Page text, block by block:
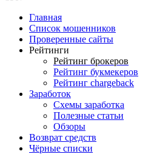
Главная
Список мошенников
Проверенные сайты
Рейтинги
Рейтинг брокеров
Рейтинг букмекеров
Рейтинг chargeback
Заработок
Схемы заработка
Полезные статьи
Обзоры
Возврат средств
Чёрные списки